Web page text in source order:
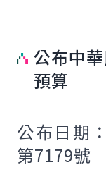
公布中
預算
公布日期
第7179號